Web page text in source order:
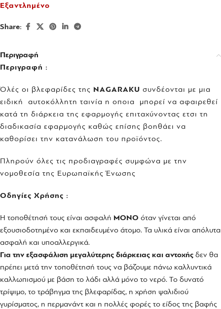
Εξαντλημένο
Share:
Περιγραφή
Περιγραφή :
Όλές οι βλεφαρίδες της NAGARAKU συνδέονται με μια
ειδική αυτοκόλλητη ταινία η οποια μπορεί να αφαιρεθεί
κατά τη διάρκεια της εφαρμογής επιταχύνοντας ετσι τη
διαδικασία εφαρμογής καθώς επίσης βοηθάει να
καθορίσει την κατανάλωση του προϊόντος.
Πληρούν όλες τις προδιαγραφές συμφώνα με την
νομοθεσία της Ευρωπαϊκής Ένωσης
Oδηγίες Χρήσης :
Η τοποθέτησή τους είναι ασφαλή ΜΟΝΟ όταν γίνεται από
εξουσιοδοτημένο και εκπαιδευμένο άτομο. Τα υλικά είναι απόλυτα
ασφαλή και υποαλλεργικά.
Για την εξασφάλιση μεγαλύτερης διάρκειας και αντοχής δεν θα
πρέπει μετά την τοποθέτησή τους να βάζουμε πάνω καλλυντικά
καλλωπισμού με βάση το λάδι αλλά μόνο το νερό. Το δυνατό
τρίψιμο, το τράβηγμα της βλεφαρίδας, η χρήση ψαλιδιού
γυρίσματος, η περμανάντ και η πολλές φορές το είδος της βαφής